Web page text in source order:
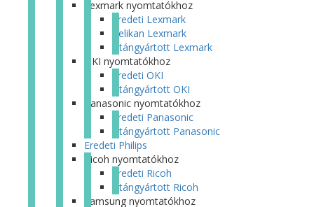
Lexmark nyomtatókhoz
Eredeti Lexmark
Pelikan Lexmark
Utángyártott Lexmark
OKI nyomtatókhoz
Eredeti OKI
Utángyártott OKI
Panasonic nyomtatókhoz
Eredeti Panasonic
Utángyártott Panasonic
Eredeti Philips
Ricoh nyomtatókhoz
Eredeti Ricoh
Utángyártott Ricoh
Samsung nyomtatókhoz